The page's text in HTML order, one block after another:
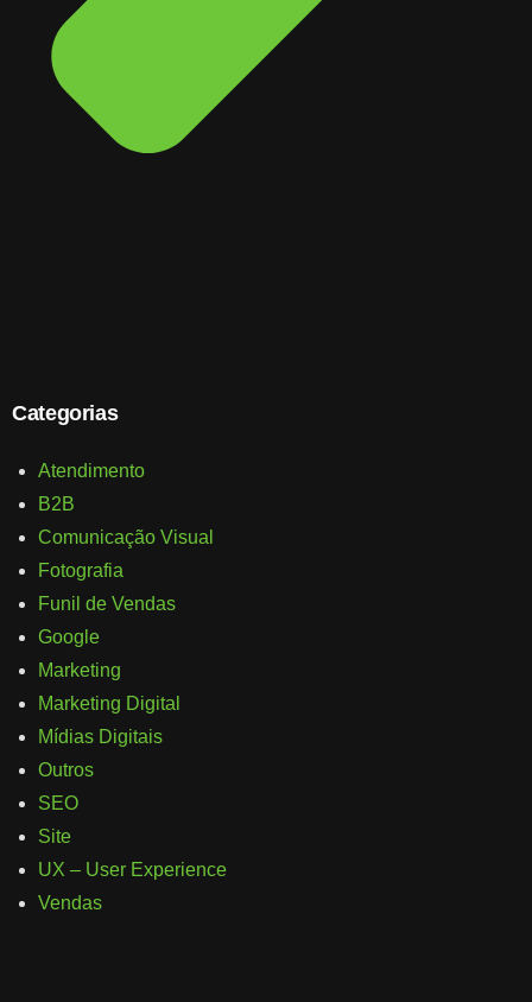
Categorias
Atendimento
B2B
Comunicação Visual
Fotografia
Funil de Vendas
Google
Marketing
Marketing Digital
Mídias Digitais
Outros
SEO
Site
UX – User Experience
Vendas